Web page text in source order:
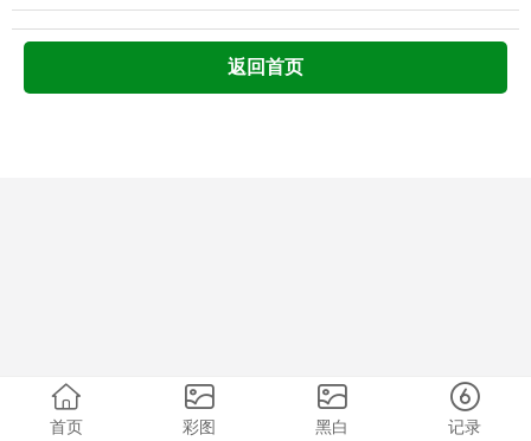
返回首页
首页 彩图 黑白 记录